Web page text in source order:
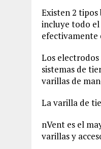
Existen 2
incluye todo
efectivamente
Los
sistemas de
varillas de
La varilla de
nVent es el
varillas y